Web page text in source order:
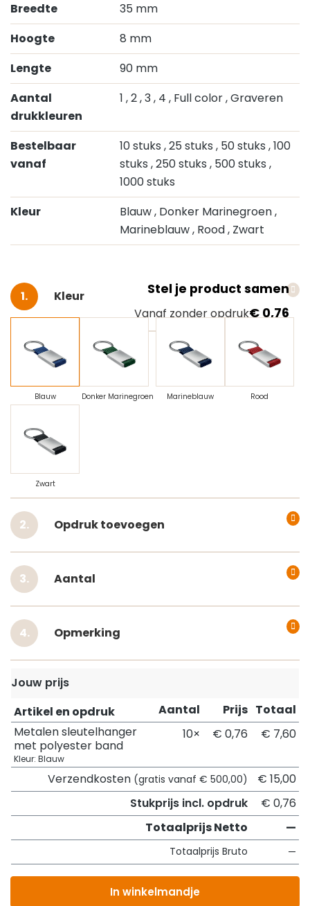
Breedte
35 mm
Hoogte
8 mm
Lengte
90 mm
Aantal
drukkleuren
1 , 2, 3, 4 , Full color, Graveren
Bestelbaar
vanaf
10 stuks , 25 stuks , 50 stuks , 100
stuks , 250 stuks , 500 stuks ,
1000 stuks
Kleur
Blauw, Donker Marinegroen,
Marineblauw, Rood, Zwart
Stel je product samen
Vanaf zonder opdruk€ 0,76
Selecteer
Kleur
Blauw Donker Marinegroen Marineblauw Rood
Zwart
Opdruk toevoegen
Aantal
Opmerking
Jouw prijs
Artikel en opdruk
Aantal Prijs Totaal
Metalen sleutelhanger
met polyester band
Kleur: Blauw
10× € 0,76 € 7,60
Verzendkosten (gratis vanaf € 500,00)
€ 15,00
Stukprijs incl. opdruk
€ 0,76
Totaalprijs Netto
—
Totaalprijs Bruto —
In winkelmandje